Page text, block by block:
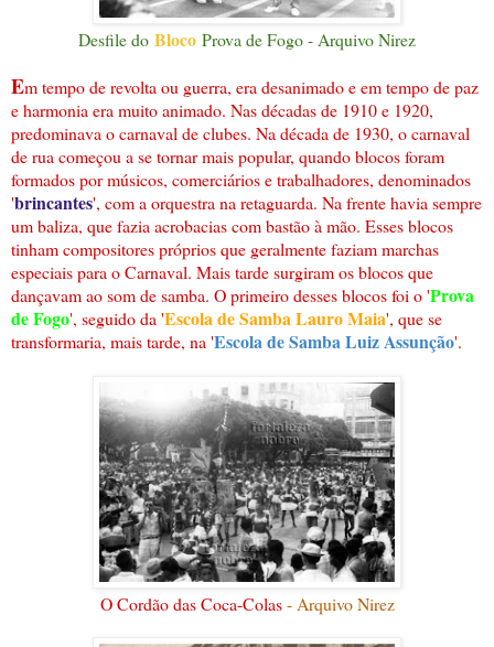
Desfile do Bloco Prova de Fogo - Arquivo Nirez
Em tempo de revolta ou guerra, era desanimado e em tempo de paz
e harmonia era muito animado. Nas décadas de 1910 e 1920,
predominava o carnaval de clubes. Na década de 1930, o carnaval
de rua começou a se tornar mais popular, quando blocos foram
formados por músicos, comerciários e trabalhadores, denominados
'brincantes', com a orquestra na retaguarda. Na frente havia sempre
um baliza, que fazia acrobacias com bastão à mão. Esses blocos
tinham compositores próprios que geralmente faziam marchas
especiais para o Carnaval. Mais tarde surgiram os blocos que
dançavam ao som de samba. O primeiro desses blocos foi o 'Prova
de Fogo', seguido da 'Escola de Samba Lauro Maia', que se
transformaria, mais tarde, na 'Escola de Samba Luiz Assunção'.
O Cordão das Coca-Colas- Arquivo Nirez